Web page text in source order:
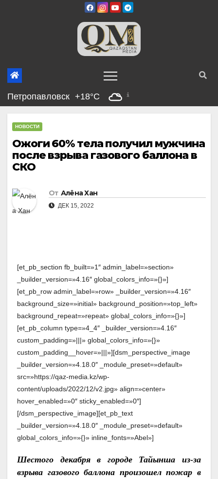
Петропавловск +18°C
НОВОСТИ
Ожоги 60% тела получил мужчина
после взрыва газового баллона в
СКО
От Алёна Хан
ДЕК 15, 2022
[et_pb_section fb_built=»1″ admin_label=»section»
_builder_version=»4.16″ global_colors_info=»{}»]
[et_pb_row admin_label=»row» _builder_version=»4.16″
background_size=»initial» background_position=»top_left»
background_repeat=»repeat» global_colors_info=»{}»]
[et_pb_column type=»4_4″ _builder_version=»4.16″
custom_padding=»|||» global_colors_info=»{}»
custom_padding__hover=»|||»][dsm_perspective_image
_builder_version=»4.18.0″ _module_preset=»default»
src=»https://qaz-media.kz/wp-
content/uploads/2022/12/v2.jpg» align=»center»
hover_enabled=»0″ sticky_enabled=»0″]
[/dsm_perspective_image][et_pb_text
_builder_version=»4.18.0″ _module_preset=»default»
global_colors_info=»{}» inline_fonts=»Abel»]
Шестого декабря в городе Тайынша из-за
взрыва газового баллона произошел пожар в